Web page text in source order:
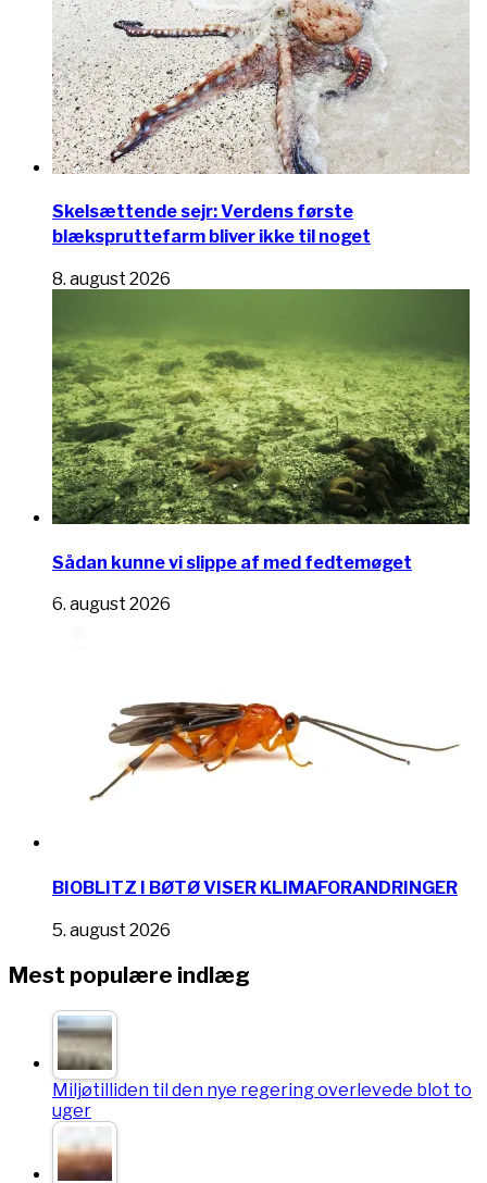
Skelsættende sejr: Verdens første
blækspruttefarm bliver ikke til noget
8. august 2026
Sådan kunne vi slippe af med fedtemøget
6. august 2026
BIOBLITZ I BØTØ VISER KLIMAFORANDRINGER
5. august 2026
Mest populære indlæg
Miljøtilliden til den nye regering overlevede blot to
uger